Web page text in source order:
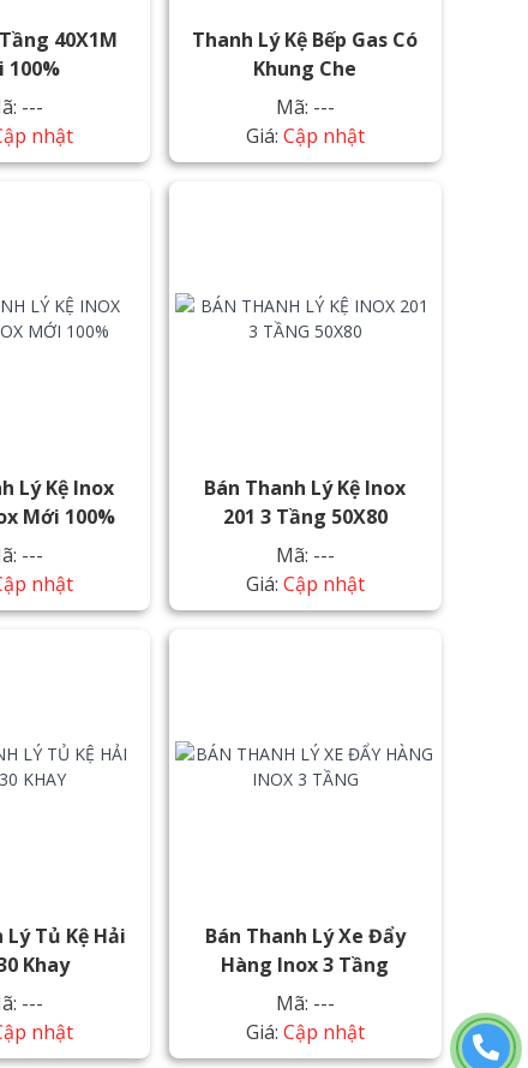
40X1M
100%
---
nhật
Thanh Lý Kệ Bếp Gas Có
Khung Che
Mã: ---
Giá: Cập nhật
Lý Kệ Inox
Mới 100%
---
nhật
Bán Thanh Lý Kệ Inox
201 3 Tầng 50X80
Mã: ---
Giá: Cập nhật
Lý Tủ Kệ Hải
Khay
---
nhật
Bán Thanh Lý Xe Đẩy
Hàng Inox 3 Tầng
Mã: ---
Giá: Cập nhật